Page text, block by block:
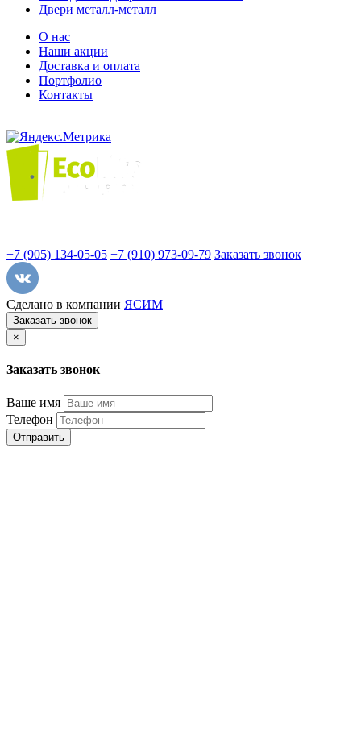
Двери металл-металл
О нас
Наши акции
Доставка и оплата
Портфолио
Контакты
+7 (905) 134-05-05 +7 (910) 973-09-79 Заказать звонок
Сделано в компании ЯСИМ
Заказать звонок
×
Заказать звонок
Ваше имя
Телефон
Отправить